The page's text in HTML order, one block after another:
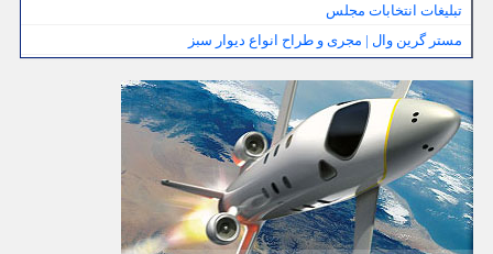
تبلیغات انتخابات مجلس
مستر گرین وال | مجری و طراح انواع دیوار سبز